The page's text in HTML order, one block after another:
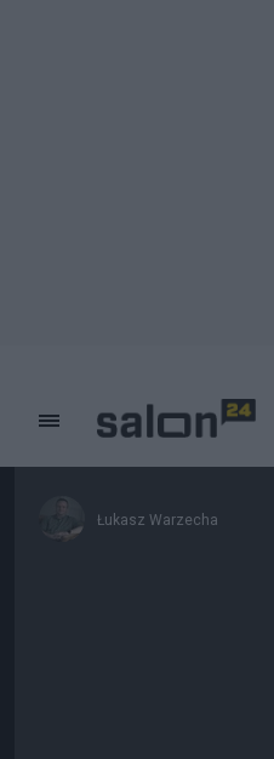
Łukasz Warzecha